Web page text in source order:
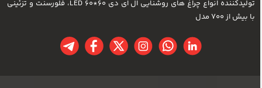
تولیدکننده انواع چراغ های روشنایی ال ای دی LED 60*60، فلورسنت و تزئینی
با بیش از 700 مدل